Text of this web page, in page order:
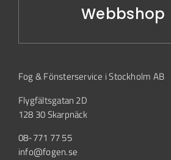
Webbshop
Fog & Fönsterservice i Stockholm AB
Flygfältsgatan 2D
128 30 Skarpnäck
08-771 77 55
info@fogen.se